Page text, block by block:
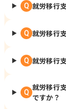
Q 就労移行
Q 就労移行
Q 就労移行
Q
就労移行
ですか？